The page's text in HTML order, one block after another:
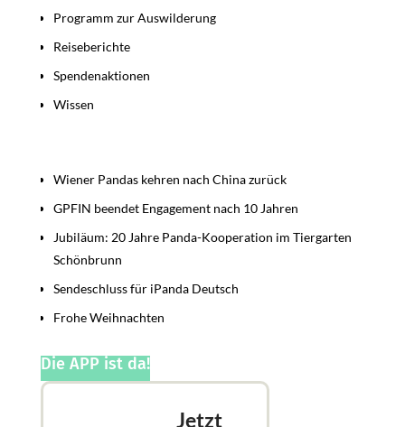
Programm zur Auswilderung
Reiseberichte
Spendenaktionen
Wissen
Wiener Pandas kehren nach China zurück
GPFIN beendet Engagement nach 10 Jahren
Jubiläum: 20 Jahre Panda-Kooperation im Tiergarten
Schönbrunn
Sendeschluss für iPanda Deutsch
Frohe Weihnachten
Die APP ist da!
Jetzt